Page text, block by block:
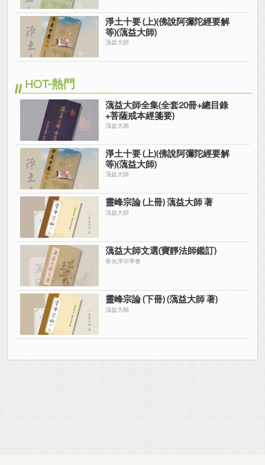
淨土十要 (上)(佛說阿彌陀經要解
等)(蕅益大師)
蕅益大師
HOT-熱門
蕅益大師全集(全套20冊+總目錄
+菩薩戒本經箋要)
蕅益大師
淨土十要 (上)(佛說阿彌陀經要解
等)(蕅益大師)
蕅益大師
靈峰宗論 (上冊) 蕅益大師 著
蕅益大師
蕅益大師文選(寶靜法師鑑訂)
香光淨宗學會
靈峰宗論 (下冊) (蕅益大師 著)
蕅益大師